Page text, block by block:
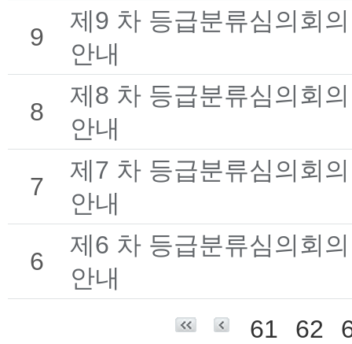
9
제9 차 등급분류심의회
안내
8
제8 차 등급분류심의회
안내
7
제7 차 등급분류심의회
안내
6
제6 차 등급분류심의회
안내
61
62